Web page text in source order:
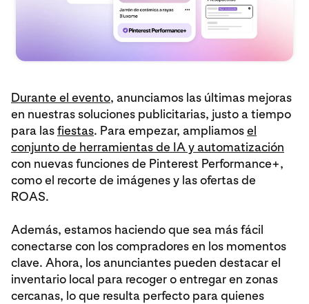
Durante el evento, anunciamos las últimas mejoras
en nuestras soluciones publicitarias, justo a tiempo
para lasfiestas. Para empezar, ampliamosel
conjunto de herramientas de IA y automatización
con nuevas funciones de Pinterest Performance+,
como el recorte de imágenes y las ofertas de
ROAS.
Además, estamos haciendo que sea más fácil
conectarse con los compradores en los momentos
clave. Ahora, los anunciantes pueden destacar el
inventario local para recoger o entregar en zonas
cercanas, lo que resulta perfecto para quienes